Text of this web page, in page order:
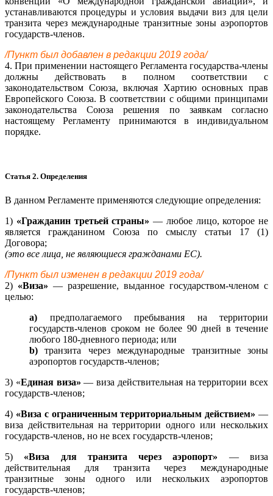
устанавливаются процедуры и условия выдачи виз для цели
транзита через международные транзитные зоны аэропортов
государств-членов.
/Пункт был добавлен в редакции 2019 года/
4. При применении настоящего Регламента государства-члены
должны действовать в полном соответствии с
законодательством Союза, включая Хартию основных прав
Европейского Союза. В соответствии с общими принципами
законодательства Союза решения по заявкам согласно
настоящему Регламенту принимаются в индивидуальном
порядке.
Статья 2. Определения
В данном Регламенте применяются следующие определения:
1) «Гражданин третьей страны» — любое лицо, которое не
является гражданином Союза по смыслу статьи 17 (1)
Договора;
(это все лица, не являющиеся гражданами ЕС).
/Пункт был изменен в редакции 2019 года/
2) «Виза» — разрешение, выданное государством-членом с
целью:
а) предполагаемого пребывания на территории
государств-членов сроком не более 90 дней в течение
любого 180-дневного периода; или
b) транзита через международные транзитные зоны
аэропортов государств-членов;
3) «Единая виза» — виза действительная на территории всех
государств-членов;
4) «Виза с ограниченным территориальным действием» —
виза действительная на территории одного или нескольких
государств-членов, но не всех государств-членов;
5) «Виза для транзита через аэропорт» — виза
действительная для транзита через международные
транзитные зоны одного или нескольких аэропортов
государств-членов;